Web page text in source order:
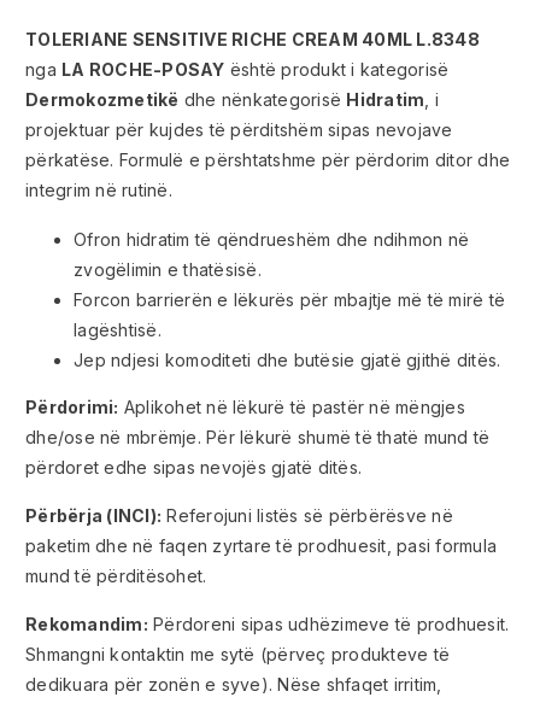
TOLERIANE SENSITIVE RICHE CREAM 40ML L.8348
nga LA ROCHE-POSAY është produkt i kategorisë
Dermokozmetikë dhe nënkategorisë Hidratim , i
projektuar për kujdes të përditshëm sipas nevojave
përkatëse. Formulë e përshtatshme për përdorim ditor dhe
integrim në rutinë.
Ofron hidratim të qëndrueshëm dhe ndihmon në
zvogëlimin e thatësisë.
Forcon barrierën e lëkurës për mbajtje më të mirë të
lagështisë.
Jep ndjesi komoditeti dhe butësie gjatë gjithë ditës.
Përdorimi: Aplikohet në lëkurë të pastër në mëngjes
dhe/ose në mbrëmje. Për lëkurë shumë të thatë mund të
përdoret edhe sipas nevojës gjatë ditës.
Përbërja (INCI): Referojuni listës së përbërësve në
paketim dhe në faqen zyrtare të prodhuesit, pasi formula
mund të përditësohet.
Rekomandim: Përdoreni sipas udhëzimeve të prodhuesit.
Shmangni kontaktin me sytë (përveç produkteve të
dedikuara për zonën e syve). Nëse shfaqet irritim,